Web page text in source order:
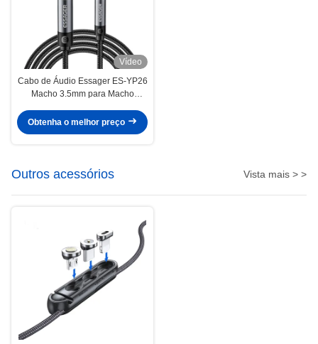
Vídeo
Cabo de Áudio Essager ES-YP26
Macho 3.5mm para Macho
Amplificador, Guitarra, Mixer
Obtenha o melhor preço
Outros acessórios Vista mais > >